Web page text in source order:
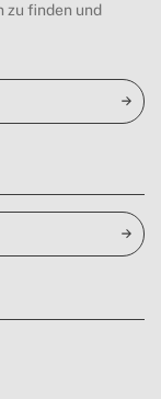
zu finden und